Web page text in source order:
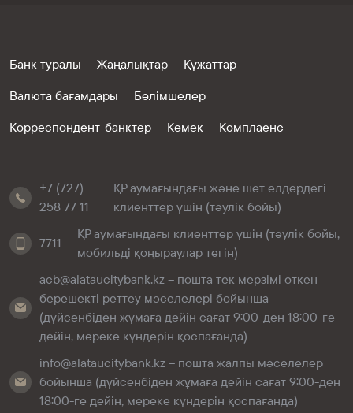
Банк туралы Жаңалықтар
Құжаттар
Валюта бағамдары
Бөлімшелер
Корреспондент-банктер
Көмек Комплаенс
+7 (727)
258 77 11
ҚР аумағындағы және шет елдердегі
клиенттер үшін (тәулік бойы)
7711
ҚР аумағындағы клиенттер үшін (тәулік бойы,
мобильді қоңыраулар тегін)
acb@alataucitybank.kz – пошта тек мерзімі өткен
берешекті реттеу мәселелері бойынша
(дүйсенбіден жұмаға дейін сағат 9:00-ден 18:00-ге
дейін, мереке күндерін қоспағанда)
info@alataucitybank.kz – пошта жалпы мәселелер
бойынша (дүйсенбіден жұмаға дейін сағат 9:00-ден
18:00-ге дейін, мереке күндерін қоспағанда)